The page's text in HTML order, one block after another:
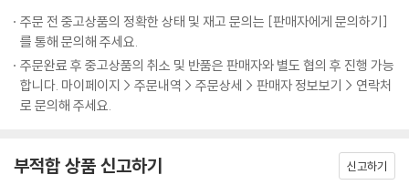
통으로 병원에 실려가고, 주인공에게 부탁을 남긴다. “정확히 8시가 되면
사장님이 계신 604호실에 식사를 가져다줘.” 그렇게 주인공은 식사를 가
져가 사장을 처음으로 만난다. 사장은 그녀가 스무 살 생일이라는 것을 알
자 무엇이든 딱 한 가지 소원을 들어주겠다고 한다.
“잠에서 깨어났을 때 그는 침대에 누운 채
미 하루키 단편 만화선』은 하루키 소설을 국내에 소개해온 여성 번역가 다
섯 명이 작업했다. 번역가로서의 공력과 ‘하루키 월드’에 깊이 머무른 경험
으로 원작 소설 그 이상의 읽는 재미를 살렸다.
그러나 번역을 하다 보니 이보다 하루키 작품과 잘 어울리는 그림체가 있
을까 싶었습니다. 선 하나조차도 하루키스러워서 사랑스럽게 느껴졌습니
다.
- 권남희 (번역가)
며칠 방치하여 구깃구깃해진 뒤에야 입는 남자에 관한 이야기가 나옵니다.
PMGL의 그림을 보면서 그 대목이 떠올랐습니다. 놀랍도록 효과적으로 스
주문 전 중고상품의 정확한 상태 및 재고 문의는 [판매자에게 문의하기]
를 통해 문의해 주세요.
주문완료 후 중고상품의 취소 및 반품은 판매자와 별도 협의 후 진행 가능
합니다. 마이페이지 > 주문내역 > 주문상세 > 판매자 정보보기 > 연락처
로 문의해 주세요.
부적합 상품 신고하기 신고하기